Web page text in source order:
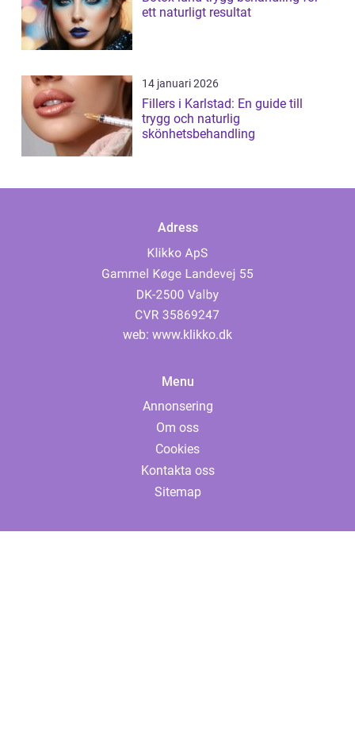
ett naturligt resultat
14 januari 2026
Fillers i Karlstad: En guide till
trygg och naturlig
skönhetsbehandling
Adress
web: www.klikko.dk
Menu
Annonsering
Om oss
Cookies
Kontakta oss
Sitemap